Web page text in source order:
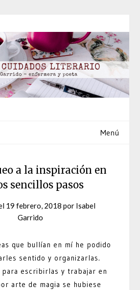
Menú
a la inspiración en
sencillos pasos
19 febrero, 2018 por Isabel
Garrido
que bullían en mí he podido
sentido y organizarlas.
para escribirlas y trabajar en
arte de magia se hubiese